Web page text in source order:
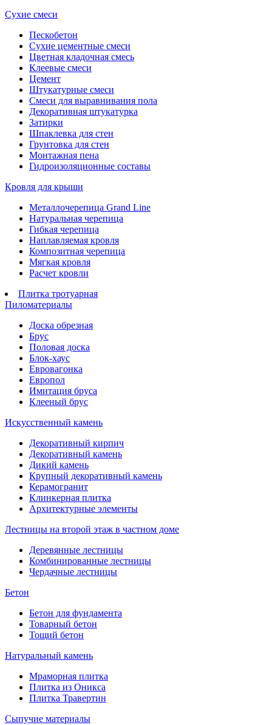
Сухие смеси
Пескобетон
Сухие цементные смеси
Цветная кладочная смесь
Клеевые смеси
Цемент
Штукатурные смеси
Смеси для выравнивания пола
Декоративная штукатурка
Затирки
Шпаклевка для стен
Грунтовка для стен
Монтажная пена
Гидроизоляционные составы
Кровля для крыши
Металлочерепица Grand Line
Натуральная черепица
Гибкая черепица
Наплавляемая кровля
Композитная черепица
Мягкая кровля
Расчет кровли
Плитка тротуарная
Пиломатериалы
Доска обрезная
Брус
Половая доска
Блок-хаус
Евровагонка
Европол
Имитация бруса
Клееный брус
Искусственный камень
Декоративный кирпич
Декоративный камень
Дикий камень
Крупный декоративный камень
Керамогранит
Клинкерная плитка
Архитектурные элементы
Лестницы на второй этаж в частном доме
Деревянные лестницы
Комбинированные лестницы
Чердачные лестницы
Бетон
Бетон для фундамента
Товарный бетон
Тощий бетон
Натуральный камень
Мраморная плитка
Плитка из Оникса
Плитка Травертин
Сыпучие материалы